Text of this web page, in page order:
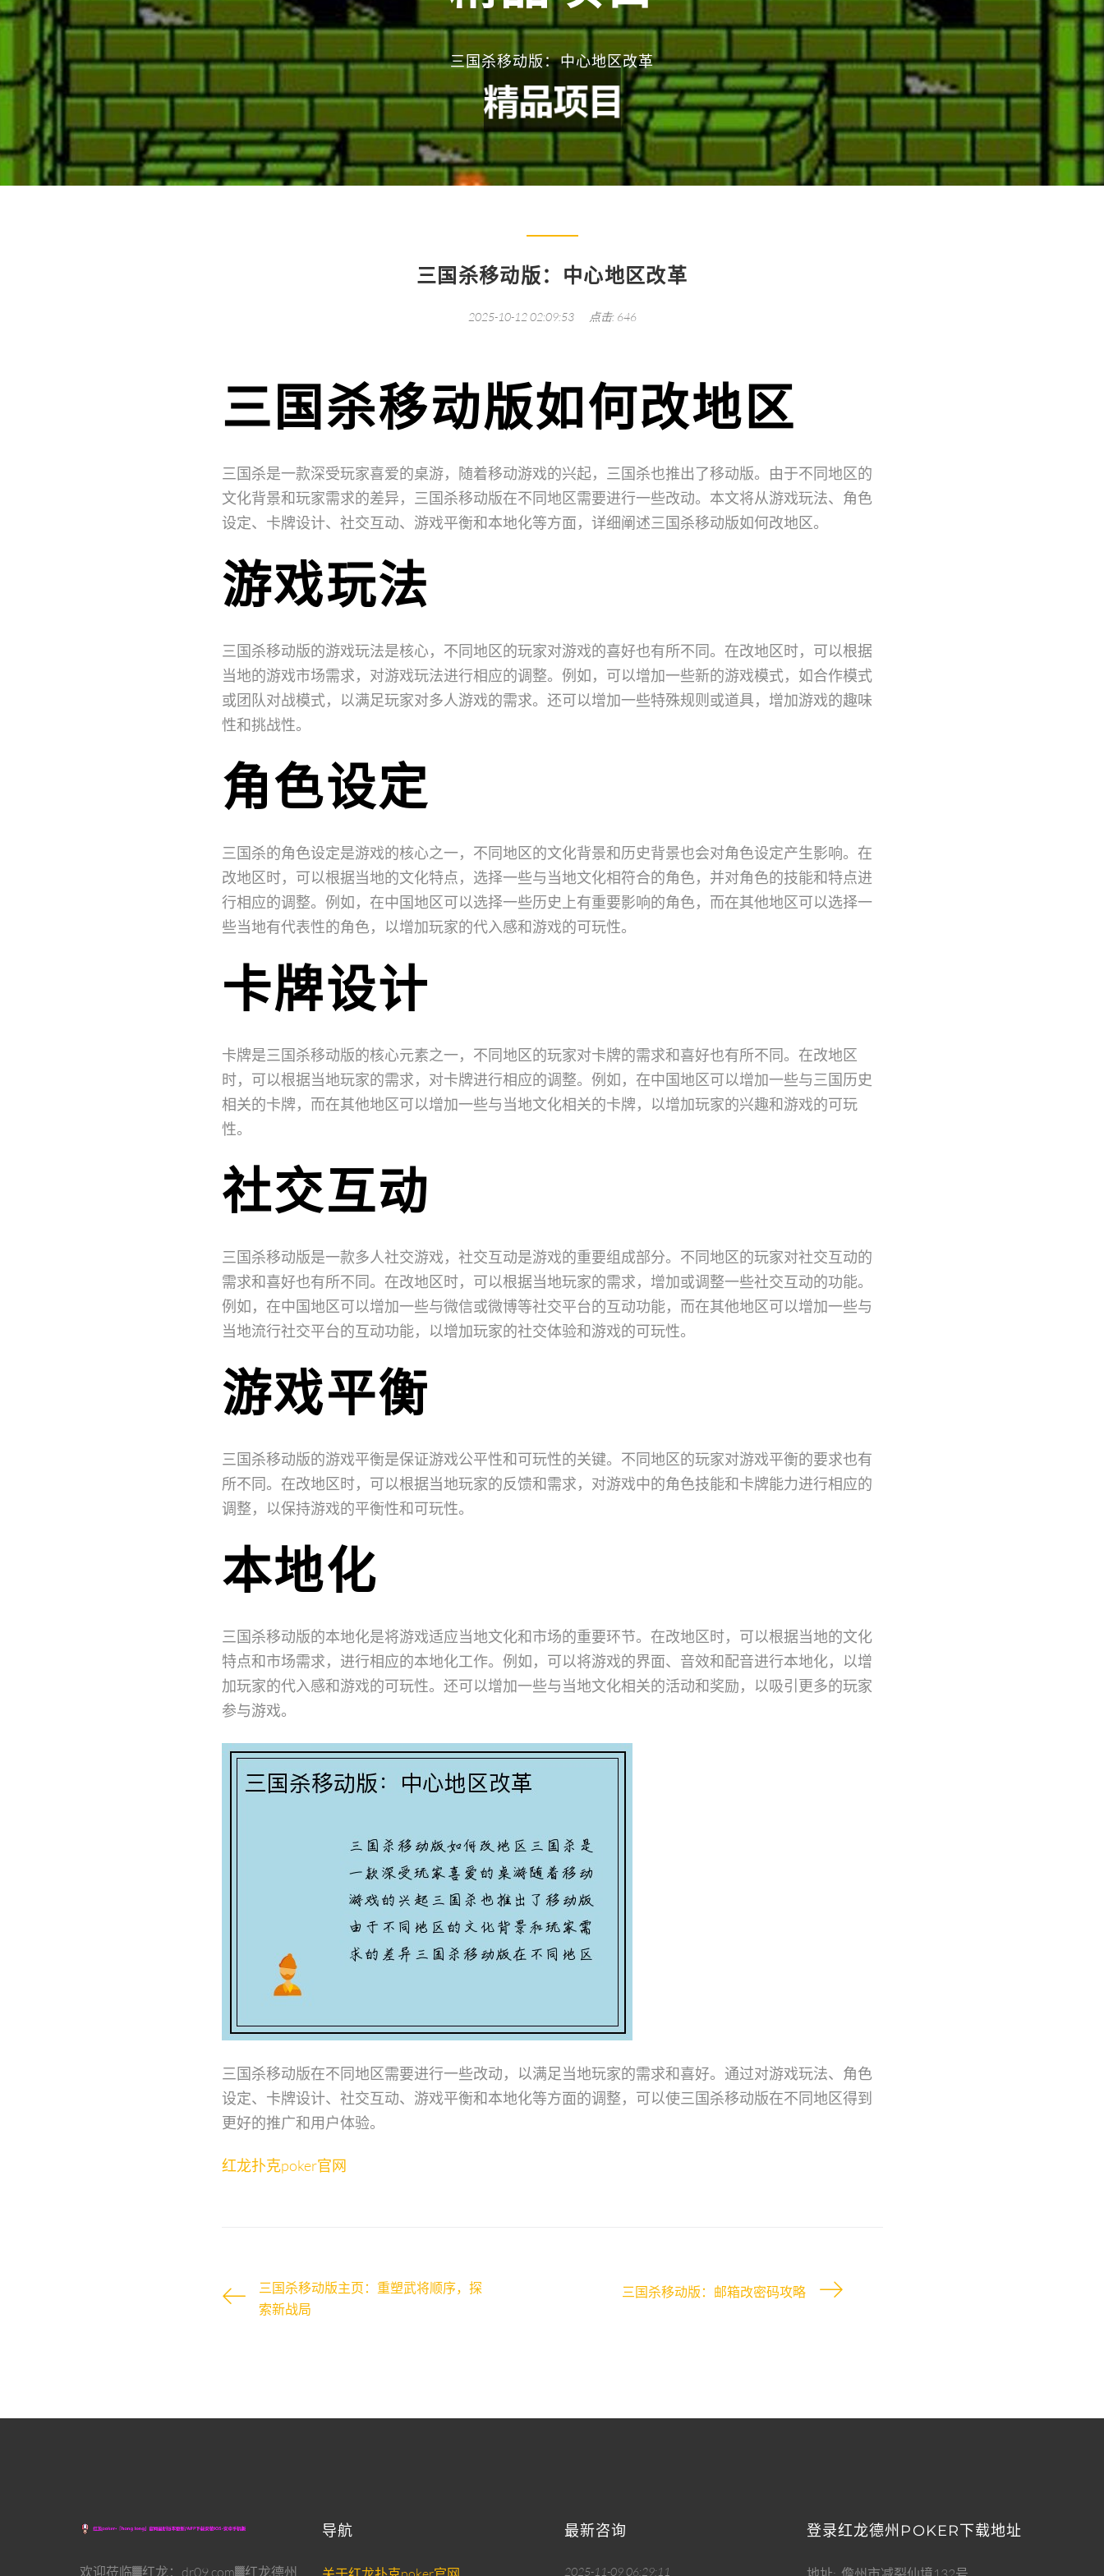
三国杀移动版：中心地区改革
三国杀移动版：中心地区改革
2025-10-12 02:09:53 点击: 646
三国杀移动版如何改地区
三国杀是一款深受玩家喜爱的桌游，随着移动游戏的兴起，三国杀也推出了移动版。由于不同地区的
文化背景和玩家需求的差异，三国杀移动版在不同地区需要进行一些改动。本文将从游戏玩法、角色
设定、卡牌设计、社交互动、游戏平衡和本地化等方面，详细阐述三国杀移动版如何改地区。
游戏玩法
三国杀移动版的游戏玩法是核心，不同地区的玩家对游戏的喜好也有所不同。在改地区时，可以根据
当地的游戏市场需求，对游戏玩法进行相应的调整。例如，可以增加一些新的游戏模式，如合作模式
或团队对战模式，以满足玩家对多人游戏的需求。还可以增加一些特殊规则或道具，增加游戏的趣味
性和挑战性。
角色设定
三国杀的角色设定是游戏的核心之一，不同地区的文化背景和历史背景也会对角色设定产生影响。在
改地区时，可以根据当地的文化特点，选择一些与当地文化相符合的角色，并对角色的技能和特点进
行相应的调整。例如，在中国地区可以选择一些历史上有重要影响的角色，而在其他地区可以选择一
些当地有代表性的角色，以增加玩家的代入感和游戏的可玩性。
卡牌设计
卡牌是三国杀移动版的核心元素之一，不同地区的玩家对卡牌的需求和喜好也有所不同。在改地区
时，可以根据当地玩家的需求，对卡牌进行相应的调整。例如，在中国地区可以增加一些与三国历史
相关的卡牌，而在其他地区可以增加一些与当地文化相关的卡牌，以增加玩家的兴趣和游戏的可玩
性。
社交互动
三国杀移动版是一款多人社交游戏，社交互动是游戏的重要组成部分。不同地区的玩家对社交互动的
需求和喜好也有所不同。在改地区时，可以根据当地玩家的需求，增加或调整一些社交互动的功能。
例如，在中国地区可以增加一些与微信或微博等社交平台的互动功能，而在其他地区可以增加一些与
当地流行社交平台的互动功能，以增加玩家的社交体验和游戏的可玩性。
游戏平衡
三国杀移动版的游戏平衡是保证游戏公平性和可玩性的关键。不同地区的玩家对游戏平衡的要求也有
所不同。在改地区时，可以根据当地玩家的反馈和需求，对游戏中的角色技能和卡牌能力进行相应的
调整，以保持游戏的平衡性和可玩性。
本地化
三国杀移动版的本地化是将游戏适应当地文化和市场的重要环节。在改地区时，可以根据当地的文化
特点和市场需求，进行相应的本地化工作。例如，可以将游戏的界面、音效和配音进行本地化，以增
加玩家的代入感和游戏的可玩性。还可以增加一些与当地文化相关的活动和奖励，以吸引更多的玩家
参与游戏。
三国杀移动版在不同地区需要进行一些改动，以满足当地玩家的需求和喜好。通过对游戏玩法、角色
设定、卡牌设计、社交互动、游戏平衡和本地化等方面的调整，可以使三国杀移动版在不同地区得到
更好的推广和用户体验。
红龙扑克poker官网
三国杀移动版主页：重塑武将顺序，探
索新战局
三国杀移动版：邮箱改密码攻略
欢迎莅临▓红龙：dr09.com▓红龙德州
导航 最新咨询
2025-11-09 06:29:11
登录红龙德州POKER下载地址